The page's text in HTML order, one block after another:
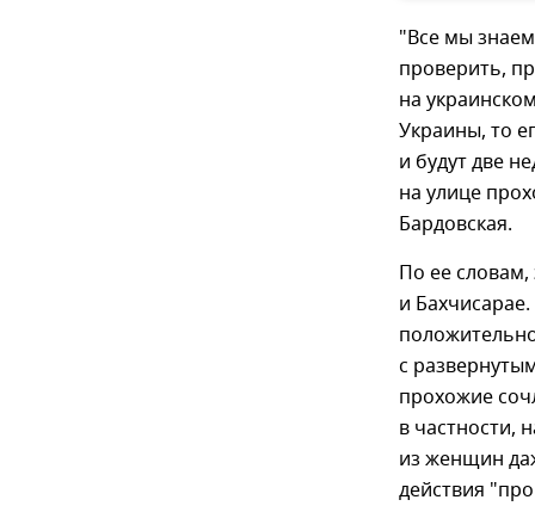
"Все мы
проверить,
на
Украины, то
и будут две
на улице
Бардовская.
По ее
и
с
прохожие
в частности,
из женщин
действия